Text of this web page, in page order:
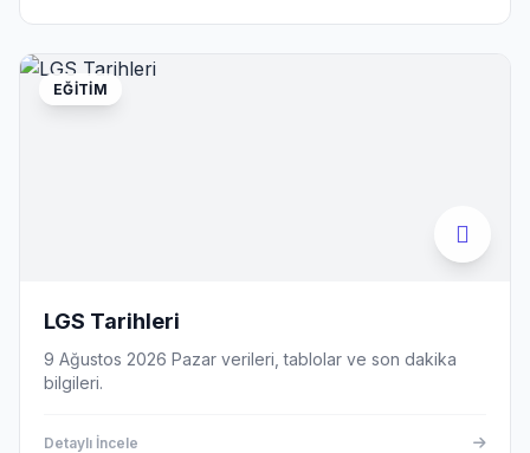
EĞITIM
LGS Tarihleri
9 Ağustos 2026 Pazar verileri, tablolar ve son dakika
bilgileri.
Detaylı İncele